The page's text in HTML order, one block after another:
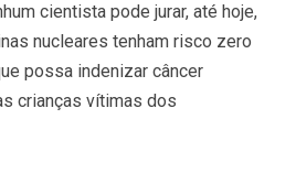
cientista pode jurar, até hoje,
nucleares tenham risco zero
possa indenizar câncer
crianças vítimas dos